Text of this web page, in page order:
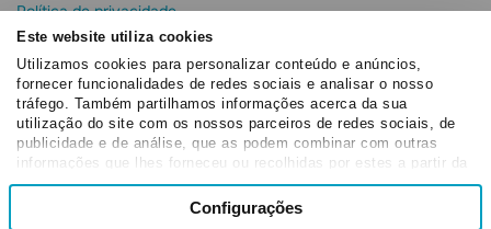
Este website utiliza cookies
Utilizamos cookies para personalizar conteúdo e anúncios,
fornecer funcionalidades de redes sociais e analisar o nosso
tráfego. Também partilhamos informações acerca da sua
utilização do site com os nossos parceiros de redes sociais, de
publicidade e de análise, que as podem combinar com outras
informações que lhes forneceu ou recolhidas por estes a partir da
sua utilização dos respetivos serviços.
Seleção
Configurações
Política de privacidade
Segurança e privacidade da SendPulse
Declaração de Cookie
Acordo de processamento de dados
Copyright© 2015 - 2026. SendPulse. Todos os direitos
reservados